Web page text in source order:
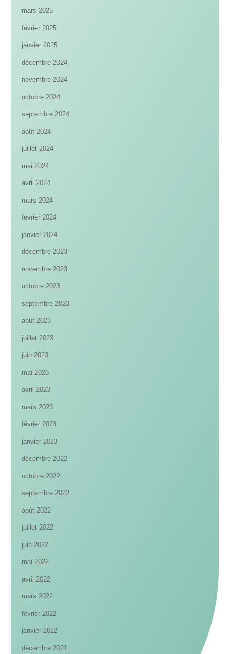
mars 2025
février 2025
janvier 2025
décembre 2024
novembre 2024
octobre 2024
septembre 2024
août 2024
juillet 2024
mai 2024
avril 2024
mars 2024
février 2024
janvier 2024
décembre 2023
novembre 2023
octobre 2023
septembre 2023
août 2023
juillet 2023
juin 2023
mai 2023
avril 2023
mars 2023
février 2023
janvier 2023
décembre 2022
octobre 2022
septembre 2022
août 2022
juillet 2022
juin 2022
mai 2022
avril 2022
mars 2022
février 2022
janvier 2022
décembre 2021